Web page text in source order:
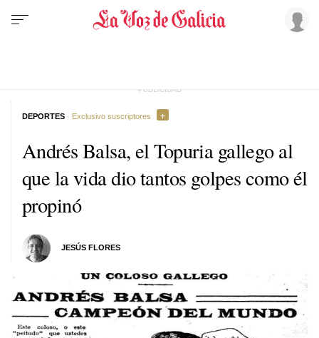
Andrés Balsa, el Topuria gallego al
que la vida dio tantos golpes como él
propinó
JESÚS FLORES
DEPORTES · Exclusivo suscriptores